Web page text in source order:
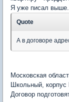
Я уже писал выше.
Quote
А в договоре
Московская
Школьный,
Договор